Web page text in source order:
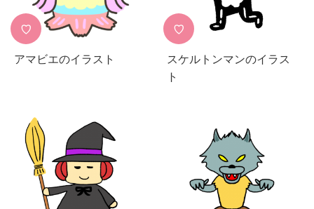
♡
アマビエのイラスト
♡
スケルトンマンのイラス
ト